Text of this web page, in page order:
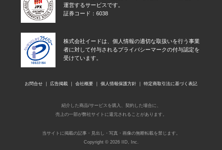
運営するサービスです。
証券コード：6038
株式会社イードは、個人情報の適切な取扱いを行う事業
者に対して付与されるプライバシーマークの付与認定を
受けています。
お問合せ 広告掲載 会社概要 個人情報保護方針 特定商取引法に基づく表記
紹介した商品/サービスを購入、契約した場合に、
売上の一部が弊社サイトに還元されることがあります。
当サイトに掲載の記事・見出し・写真・画像の無断転載を禁じます。
Copyright © 2026 IID, Inc.